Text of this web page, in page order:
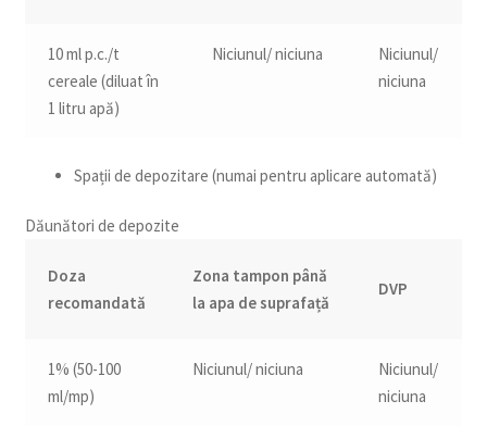
10 ml p.c./t
cereale (diluat în
1 litru apă)
Niciunul/ niciuna
Niciunul/
niciuna
Spații de depozitare (numai pentru aplicare automată)
Dăunători de depozite
Doza
recomandată
Zona tampon până
la apa de suprafață
DVP
1% (50-100
ml/mp)
Niciunul/ niciuna
Niciunul/
niciuna